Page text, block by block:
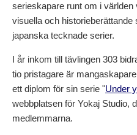
serieskapare runt om i
visuella och historieberättande
japanska tecknade serier.
I år inkom till tävlingen 303
tio pristagare är
ett diplom för sin serie "Under
webbplatsen för Yokaj Studio,
medlemmarna.